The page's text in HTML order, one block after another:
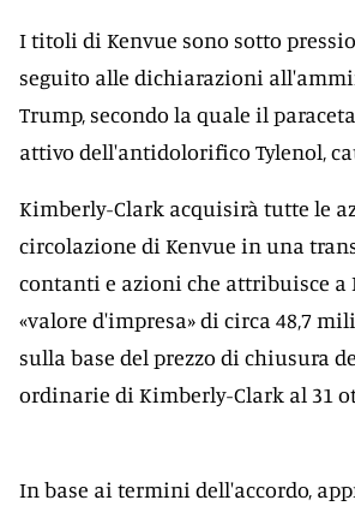
I titoli di Kenvue sono sotto
seguito alle dichiarazioni
Trump, secondo la quale il
attivo dell'antidolorifico Tylenol,
Kimberly-Clark acquisirà tutte le
circolazione di Kenvue in una
contanti e azioni che attribuisce a
«valore d'impresa» di circa 48,7
sulla base del prezzo di chiusura
ordinarie di Kimberly-Clark al 31
In base ai termini dell'accordo,